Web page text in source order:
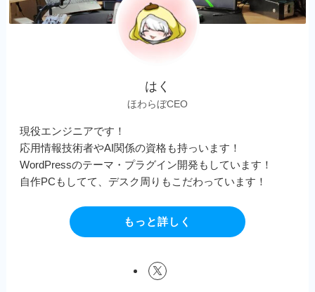
はく
ほわらぼCEO
現役エンジニアです！
応用情報技術者やAI関係の資格も持っいます！
WordPressのテーマ・プラグイン開発もしています！
自作PCもしてて、デスク周りもこだわっています！
もっと詳しく